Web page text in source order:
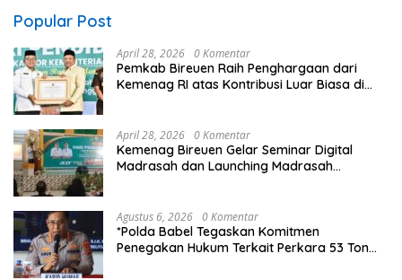
Popular Post
April 28, 2026 0 Komentar
Pemkab Bireuen Raih Penghargaan dari
Kemenag RI atas Kontribusi Luar Biasa di
April 28, 2026 0 Komentar
Kemenag Bireuen Gelar Seminar Digital
Madrasah dan Launching Madrasah
Agustus 6, 2026 0 Komentar
*Polda Babel Tegaskan Komitmen
Penegakan Hukum Terkait Perkara 53 Ton